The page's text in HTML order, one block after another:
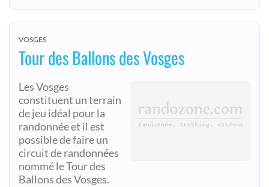
VOSGES
Tour des Ballons des Vosges
Les Vosges
constituent un terrain
de jeu idéal pour la
randonnée et il est
possible de faire un
circuit de randonnées
nommé le Tour des
Ballons des Vosges.